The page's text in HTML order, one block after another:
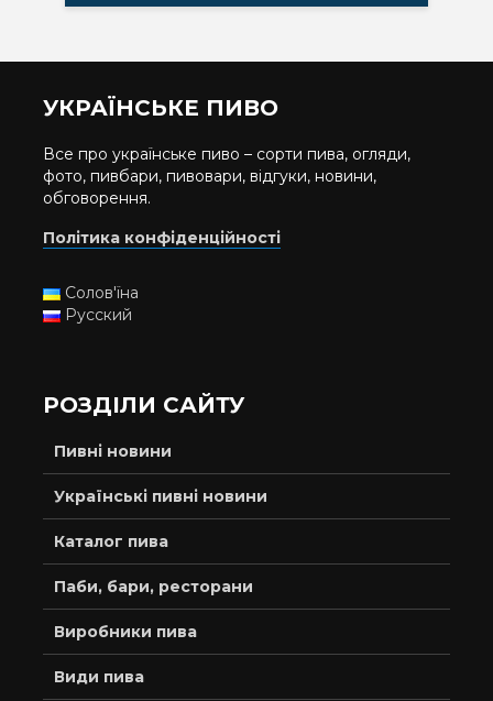
УКРАЇНСЬКЕ ПИВО
Все про українське пиво – сорти пива, огляди,
фото, пивбари, пивовари, відгуки, новини,
обговорення.
Політика конфіденційності
Солов'їна
Русский
РОЗДІЛИ САЙТУ
Пивні новини
Українські пивні новини
Каталог пива
Паби, бари, ресторани
Виробники пива
Види пива